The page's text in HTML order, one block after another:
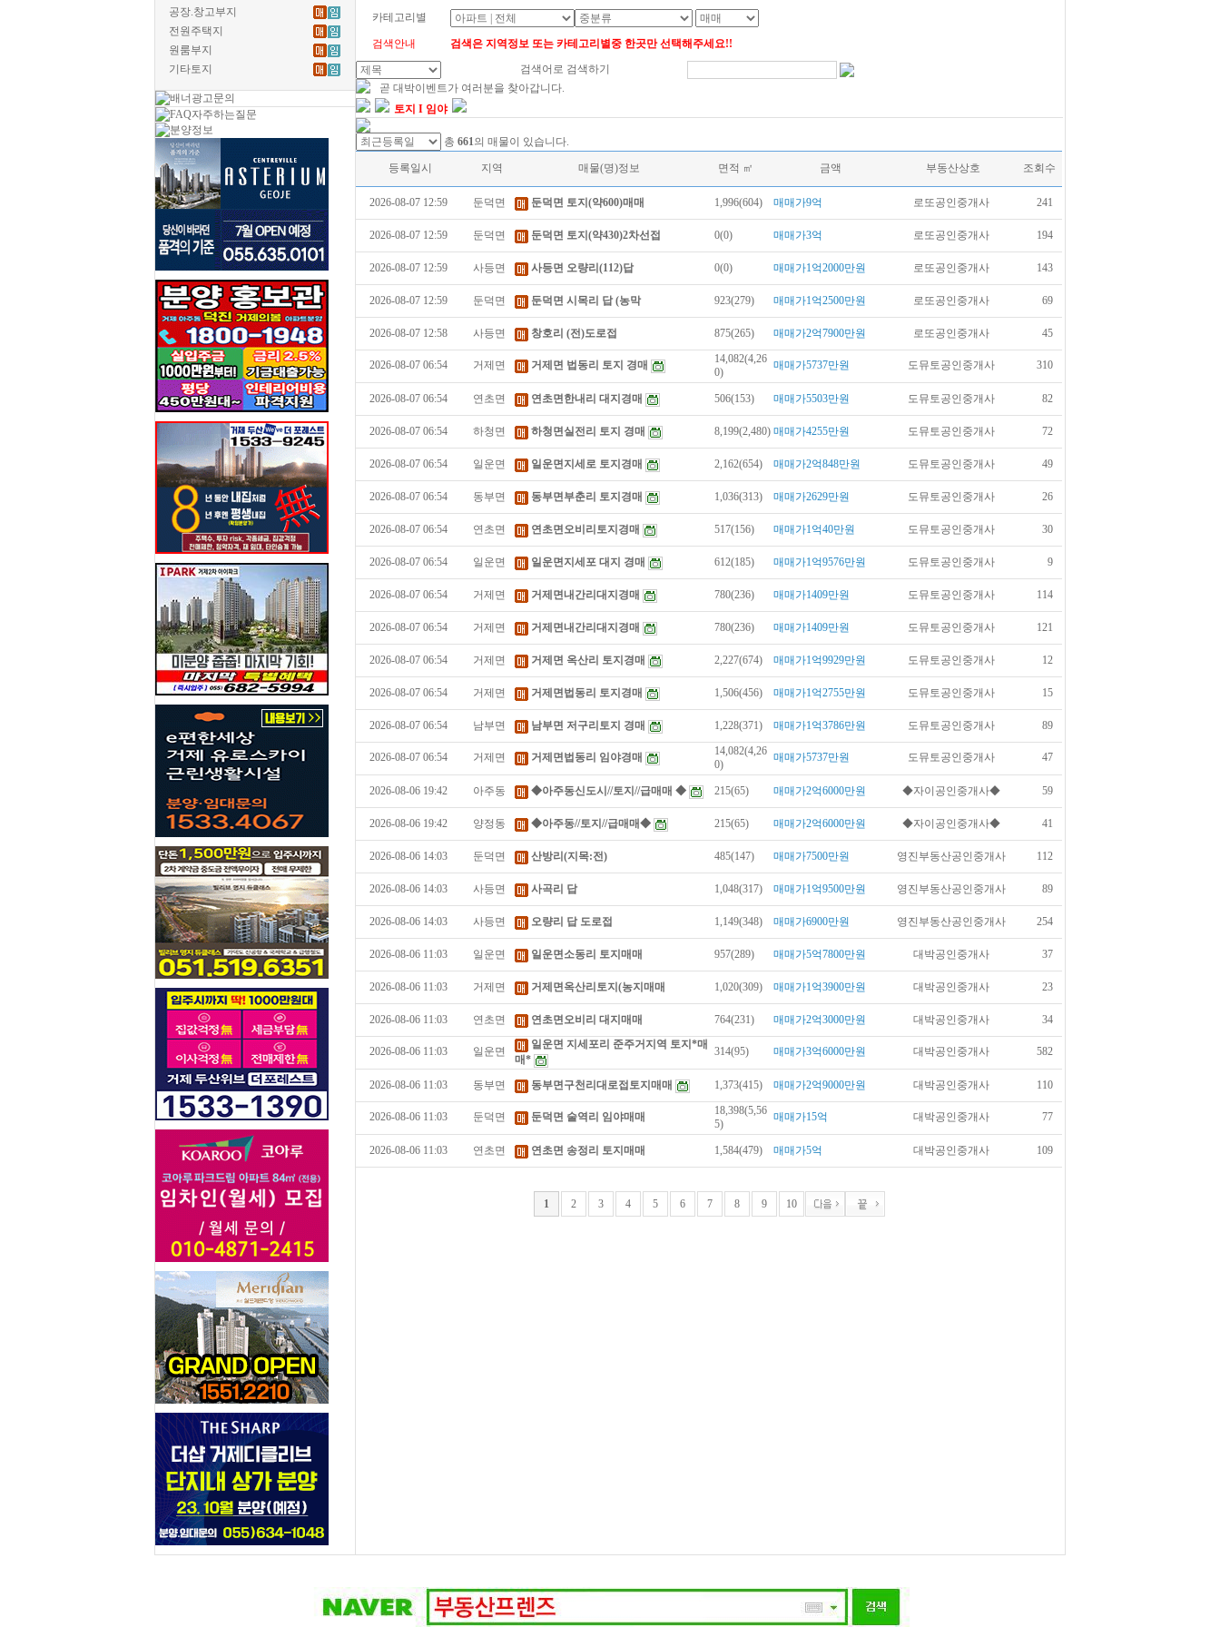
공장.창고부지
전원주택지
원룸부지
기타토지
카테고리별
검색안내
검색은 지역정보 또는 카테고리별중 한곳만 선택해주세요!!
검색어로 검색하기
곧 대박이벤트가 여러분을 찾아갑니다.
토지 I 임야
총 661의 매물이 있습니다.
등록일시 지역 매물(명)정보 면적 ㎡ 금액 부동산상호 조회수
2026-08-07 12:59 둔덕면 둔덕면 토지(약600)매매 1,996(604) 매매가9억 로또공인중개사 241
2026-08-07 12:59 둔덕면 둔덕면 토지(약430)2차선접 0(0) 매매가3억 로또공인중개사 194
2026-08-07 12:59 사등면 사등면 오량리(112)답 0(0) 매매가1억2000만원 로또공인중개사 143
2026-08-07 12:59 둔덕면 둔덕면 시목리 답 (농막 923(279) 매매가1억2500만원 로또공인중개사 69
2026-08-07 12:58 사등면 창호리 (전)도로접 875(265) 매매가2억7900만원 로또공인중개사 45
2026-08-07 06:54 거제면 거제면 법동리 토지 경매
14,082(4,26
0)
매매가5737만원 도뮤토공인중개사 310
2026-08-07 06:54 연초면 연초면한내리 대지경매 506(153) 매매가5503만원 도뮤토공인중개사 82
2026-08-07 06:54 하청면 하청면실전리 토지 경매 8,199(2,480) 매매가4255만원 도뮤토공인중개사 72
2026-08-07 06:54 일운면 일운면지세로 토지경매 2,162(654) 매매가2억848만원 도뮤토공인중개사 49
2026-08-07 06:54 동부면 동부면부춘리 토지경매 1,036(313) 매매가2629만원 도뮤토공인중개사 26
2026-08-07 06:54 연초면 연초면오비리토지경매 517(156) 매매가1억40만원 도뮤토공인중개사 30
2026-08-07 06:54 일운면 일운면지세포 대지 경매 612(185) 매매가1억9576만원 도뮤토공인중개사 9
2026-08-07 06:54 거제면 거제면내간리대지경매 780(236) 매매가1409만원 도뮤토공인중개사 114
2026-08-07 06:54 거제면 거제면내간리대지경매 780(236) 매매가1409만원 도뮤토공인중개사 121
2026-08-07 06:54 거제면 거제면 옥산리 토지경매 2,227(674) 매매가1억9929만원 도뮤토공인중개사 12
2026-08-07 06:54 거제면 거제면법동리 토지경매 1,506(456) 매매가1억2755만원 도뮤토공인중개사 15
2026-08-07 06:54 남부면 남부면 저구리토지 경매 1,228(371) 매매가1억3786만원 도뮤토공인중개사 89
2026-08-07 06:54 거제면 거제면법동리 임야경매
14,082(4,26
0)
매매가5737만원 도뮤토공인중개사 47
2026-08-06 19:42 아주동 ◆아주동신도시//토지//급매매 ◆ 215(65) 매매가2억6000만원 ◆자이공인중개사◆ 59
2026-08-06 19:42 양정동 ◆아주동//토지//급매매◆ 215(65) 매매가2억6000만원 ◆자이공인중개사◆ 41
2026-08-06 14:03 둔덕면 산방리(지목:전) 485(147) 매매가7500만원 영진부동산공인중개사 112
2026-08-06 14:03 사등면 사곡리 답 1,048(317) 매매가1억9500만원 영진부동산공인중개사 89
2026-08-06 14:03 사등면 오량리 답 도로접 1,149(348) 매매가6900만원 영진부동산공인중개사 254
2026-08-06 11:03 일운면 일운면소동리 토지매매 957(289) 매매가5억7800만원 대박공인중개사 37
2026-08-06 11:03 거제면 거제면옥산리토지(농지매매 1,020(309) 매매가1억3900만원 대박공인중개사 23
2026-08-06 11:03 연초면 연초면오비리 대지매매 764(231) 매매가2억3000만원 대박공인중개사 34
2026-08-06 11:03 일운면
일운면 지세포리 준주거지역 토지*매
매*
314(95) 매매가3억6000만원 대박공인중개사 582
2026-08-06 11:03 동부면 동부면구천리대로접토지매매 1,373(415) 매매가2억9000만원 대박공인중개사 110
2026-08-06 11:03 둔덕면 둔덕면 술역리 임야매매
18,398(5,56
5)
매매가15억 대박공인중개사 77
2026-08-06 11:03 연초면 연초면 송정리 토지매매 1,584(479) 매매가5억 대박공인중개사 109
1 2 3 4 5 6 7 8 9 10